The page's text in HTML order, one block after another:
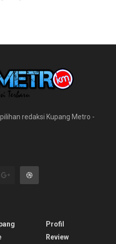
redaksi Kupang Metro -
Profil
Review